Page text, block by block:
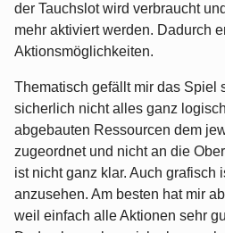
der Tauchslot wird verbraucht
mehr aktiviert werden. Dadurch
Aktionsmöglichkeiten.
Thematisch gefällt mir das Spiel
sicherlich nicht alles ganz
abgebauten Ressourcen dem
zugeordnet und nicht an die
ist nicht ganz klar. Auch grafisch
anzusehen. Am besten hat mir
weil einfach alle Aktionen sehr